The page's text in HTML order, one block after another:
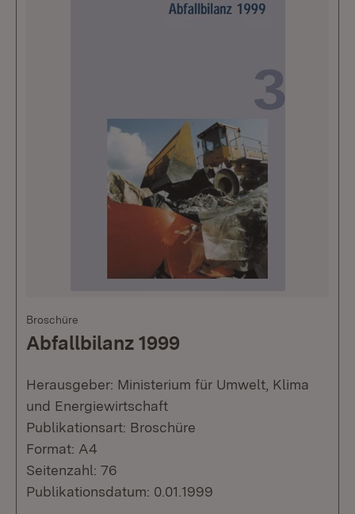
Broschüre
Abfallbilanz 1999
Herausgeber: Ministerium für Umwelt, Klima
und Energiewirtschaft
Publikationsart: Broschüre
Format: A4
Seitenzahl: 76
Publikationsdatum: 0.01.1999